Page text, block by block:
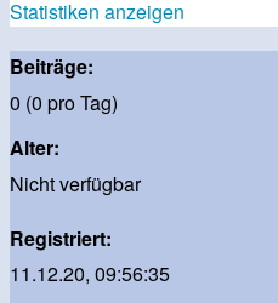
Statistiken anzeigen
Beiträge:
0 (0 pro Tag)
Alter:
Nicht verfügbar
Registriert:
11.12.20, 09:56:35